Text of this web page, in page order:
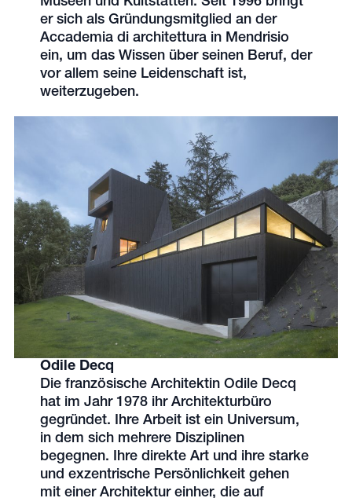
er sich als Gründungsmitglied an der
Accademia di architettura in Mendrisio
ein, um das Wissen über seinen Beruf, der
vor allem seine Leidenschaft ist,
weiterzugeben.
Odile Decq
Die französische Architektin Odile Decq
hat im Jahr 1978 ihr Architekturbüro
gegründet. Ihre Arbeit ist ein Universum,
in dem sich mehrere Disziplinen
begegnen. Ihre direkte Art und ihre starke
und exzentrische Persönlichkeit gehen
mit einer Architektur einher, die auf